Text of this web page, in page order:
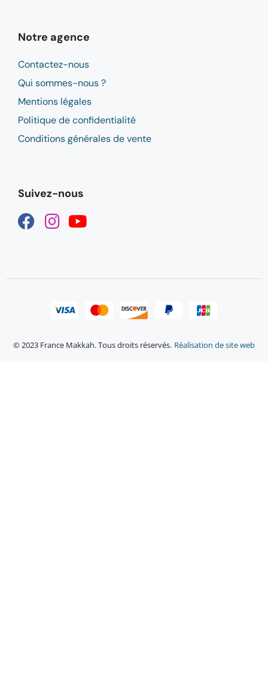
Notre agence
Contactez-nous
Qui sommes-nous ?
Mentions légales
Politique de confidentialité
Conditions générales de vente
Suivez-nous
© 2023 France Makkah. Tous droits réservés. Réalisation de site web